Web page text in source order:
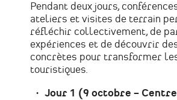
Pendant deux jours,
ateliers et visites de terrain
réfléchir collectivement, de
expériences et de découvrir
concrètes pour transformer
touristiques.
Jour 1 (9 octobre –